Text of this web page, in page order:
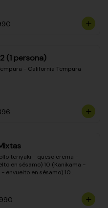
(1 persona)
- California Tempura
teriyaki - queso crema -
en sésamo) 10 (Kanikama -
envuelto en sésamo) 10
- envuelto en masa tempura)
- queso crema - cebollín